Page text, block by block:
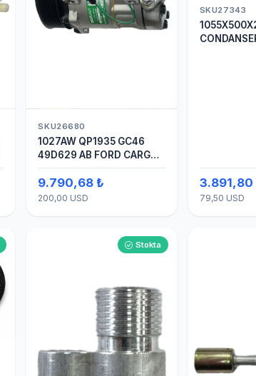
SKU26680
1027AW QP1935 GC46
49D629 AB FORD CARGO
24V 8PK ÜSTTEN ÇIKIŞ
4142 (SANDEN) KLİMA
KOMPRESÖRÜ 7H15
9.790,68 ₺
200,00 USD
SKU27343
3.891,80
79,50 USD
Stokta